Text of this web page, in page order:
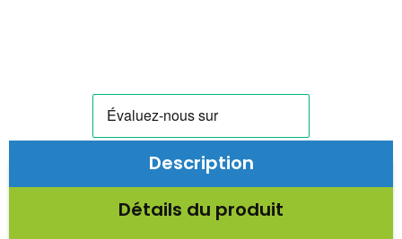
Description
Détails du produit